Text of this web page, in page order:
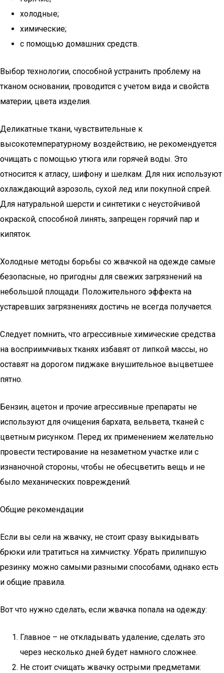
холодные;
химические;
с помощью домашних средств.
Выбор технологии, способной устранить проблему на
тканом основании, проводится с учетом вида и свойств
материи, цвета изделия.
Деликатные ткани, чувствительные к
высокотемпературному воздействию, не рекомендуется
очищать с помощью утюга или горячей воды. Это
относится к атласу, шифону и шелкам. Для них используют
охлаждающий аэрозоль, сухой лед или покупной спрей.
Для натуральной шерсти и синтетики с неустойчивой
окраской, способной линять, запрещен горячий пар и
кипяток.
Холодные методы борьбы со жвачкой на одежде самые
безопасные, но пригодны для свежих загрязнений на
небольшой площади. Положительного эффекта на
устаревших загрязнениях достичь не всегда получается.
Следует помнить, что агрессивные химические средства
на восприимчивых тканях избавят от липкой массы, но
оставят на дорогом пиджаке внушительное выцветшее
пятно.
Бензин, ацетон и прочие агрессивные препараты не
используют для очищения бархата, вельвета, тканей с
цветным рисунком. Перед их применением желательно
провести тестирование на незаметном участке или с
изнаночной стороны, чтобы не обесцветить вещь и не
было механических повреждений.
Общие рекомендации
Если вы сели на жвачку, не стоит сразу выкидывать
брюки или тратиться на химчистку. Убрать прилипшую
резинку можно самыми разными способами, однако есть
и общие правила.
Вот что нужно сделать, если жвачка попала на одежду:
Главное – не откладывать удаление, сделать это
через несколько дней будет намного сложнее.
Не стоит счищать жвачку острыми предметами: